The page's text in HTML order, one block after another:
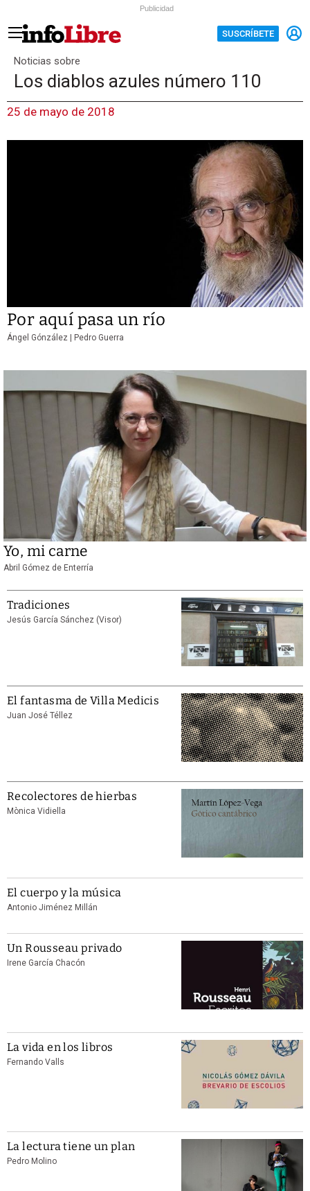
Publicidad
SUSCRÍBETE
Noticias sobre
Los diablos azules número 110
25 de mayo de 2018
Por aquí pasa un río
Ángel Gónzález | Pedro Guerra
Yo, mi carne
Abril Gómez de Enterría
Tradiciones
Jesús García Sánchez (Visor)
El fantasma de Villa Medicis
Juan José Téllez
Recolectores de hierbas
Mònica Vidiella
El cuerpo y la música
Antonio Jiménez Millán
Un Rousseau privado
Irene García Chacón
La vida en los libros
Fernando Valls
La lectura tiene un plan
Pedro Molino